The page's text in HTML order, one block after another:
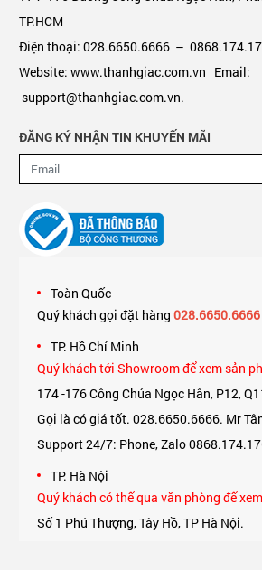
TP.HCM
Điện thoại: 028.6650.6666 –
Website: www.thanhgiac.com.vn Email:
support@thanhgiac.com.vn.
ĐĂNG KÝ NHẬN TIN KHUYẾN MÃI
Toàn Quốc
Quý khách gọi đặt hàng 028.6650.6666
TP. Hồ Chí Minh
Quý khách tới Showroom để xem sản
174 -176 Công Chúa Ngọc Hân, P12,
Gọi là có giá tốt. 028.6650.6666. Mr
Support 24/7: Phone, Zalo
TP. Hà Nội
Quý khách có thể qua văn phòng để
Số 1 Phú Thượng, Tây Hồ, TP Hà Nội.